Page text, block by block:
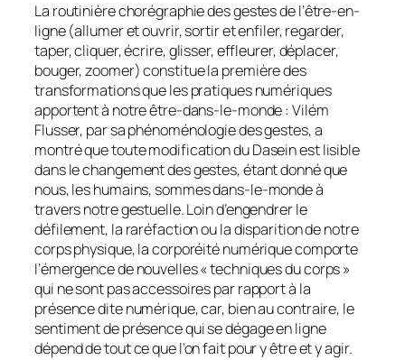
La routinière chorégraphie des gestes de l’être-en-
ligne (allumer et ouvrir, sortir et enfiler, regarder,
taper, cliquer, écrire, glisser, effleurer, déplacer,
bouger,zoomer) constitue la première des
transformations que les pratiques numériques
apportent à notre être-dans-le-monde : Vilém
Flusser, par sa phénoménologie des gestes, a
montré que toute modification duDaseinest lisible
dans le changement des gestes, étant donné que
nous, les humains, sommes dans-le-monde à
travers notre gestuelle. Loin d’engendrer le
défilement, la raréfaction ou la disparition de notre
corps physique, la corporéité numérique comporte
l’émergence de nouvelles « techniques du corps »
qui ne sont pas accessoires par rapport à la
présence dite numérique, car, bien au contraire, le
sentiment de présence qui se dégage en ligne
dépend de tout ce que l’on fait pour y être et y agir.